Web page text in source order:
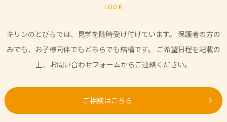
LOOK
キリンのとびらでは、見学を随時受け付けています。 保護者の方の
みでも、お子様同伴でもどちらでも結構です。
ご希望日程を記載の
上、お問い合わせフォームからご連絡ください。
ご相談はこちら